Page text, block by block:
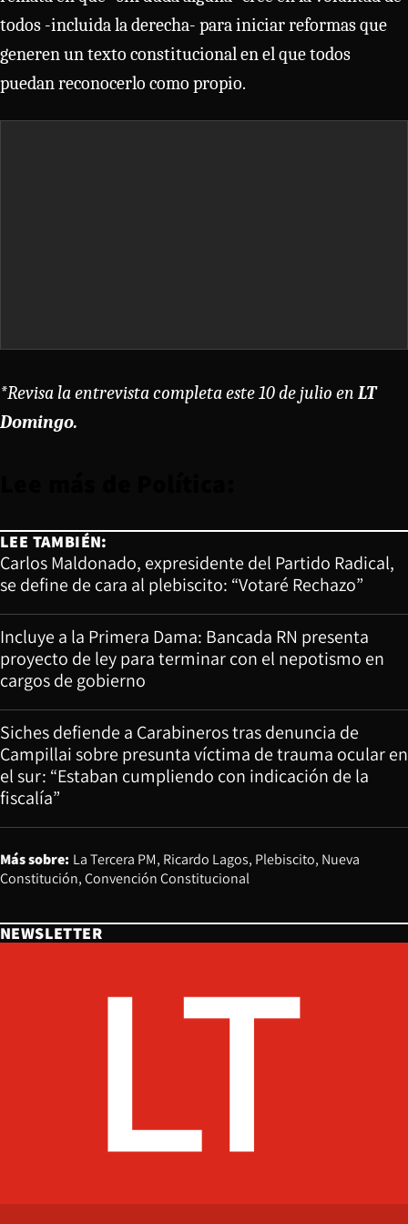
todos -incluida la derecha- para iniciar reformas que
generen un texto constitucional en el que todos
puedan reconocerlo como propio.
*Revisa la entrevista completa este 10 de julio en LT
Domingo.
LEE TAMBIÉN:
Carlos Maldonado, expresidente del Partido Radical,
se define de cara al plebiscito: “Votaré Rechazo”
Incluye a la Primera Dama: Bancada RN presenta
proyecto de ley para terminar con el nepotismo en
cargos de gobierno
Siches defiende a Carabineros tras denuncia de
Campillai sobre presunta víctima de trauma ocular en
el sur: “Estaban cumpliendo con indicación de la
fiscalía”
Más sobre: La Tercera PM Ricardo Lagos Plebiscito Nueva
Constitución Convención Constitucional
NEWSLETTER